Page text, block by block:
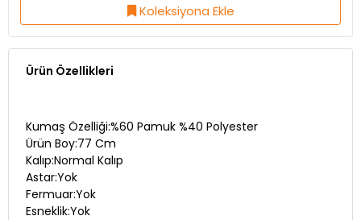
Koleksiyona Ekle
Ürün Özellikleri
Kumaş Özelliği:%60 Pamuk %40 Polyester
Ürün Boy:77 Cm
Kalıp:Normal Kalıp
Astar:Yok
Fermuar:Yok
Esneklik:Yok